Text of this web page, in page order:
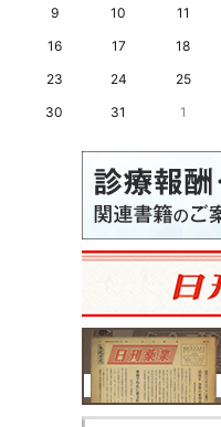
9
10 11
16
17 18
23
24 25
30
31 1